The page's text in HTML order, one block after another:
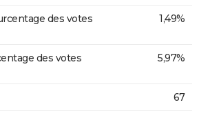
des votes
1,49%
des votes
5,97%
67